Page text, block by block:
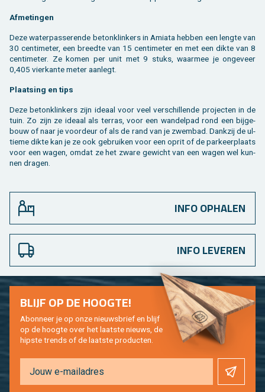
Af­me­tin­gen
Deze wa­ter­pas­se­ren­de be­ton­klin­kers in Ami­a­ta heb­ben een leng­te van
30 cen­ti­me­ter, een breed­te van 15 cen­ti­me­ter en met een dikte van 8
cen­ti­me­ter. Ze komen per unit met 9 stuks, waar­mee je on­ge­veer
0,405 vier­kan­te meter aan­legt.
Plaat­sing en tips
Deze be­ton­klin­kers zijn ide­aal voor veel ver­schil­len­de pro­jec­ten in de
tuin. Zo zijn ze ide­aal als ter­ras, voor een wan­del­pad rond een bij­ge­
bouw of naar je voor­deur of als de rand van je zwem­bad. Dank­zij de ul­
tie­me dikte kan je ze ook ge­brui­ken voor een oprit of de par­keer­plaats
voor een wagen, omdat ze het zware ge­wicht van een wagen wel kun­
nen dra­gen.
INFO OPHALEN
INFO LEVEREN
BLIJF OP DE HOOG­TE!
Abon­neer je op onze nieuws­brief en blijf
op de hoog­te over het laat­ste nieuws, de
hip­s­te trends of de laat­ste pro­duc­ten.